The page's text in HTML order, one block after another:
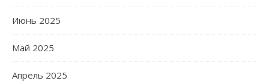
Июнь 2025
Май 2025
Апрель 2025